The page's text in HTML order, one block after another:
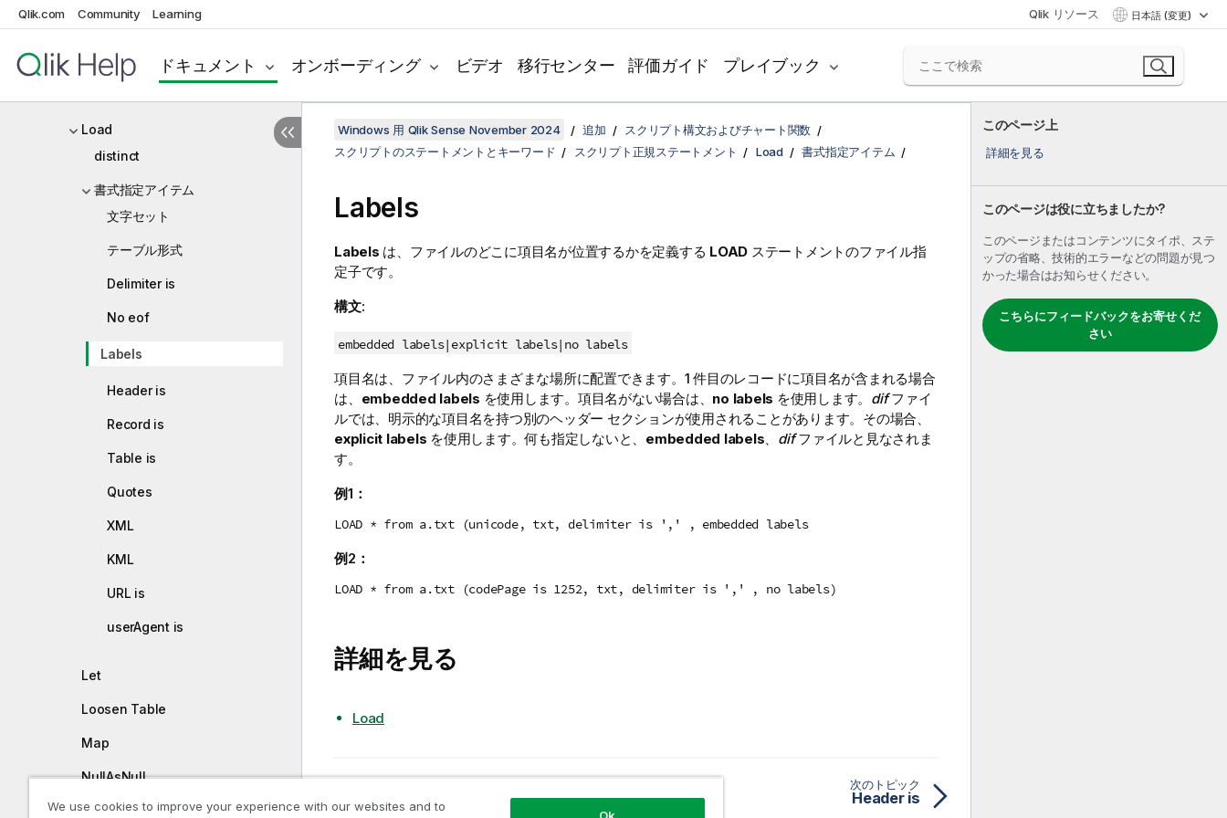
Qlik.com Community Learning Qlik リソース 日本語 (変更)
ドキュメント オンボーディング ビデオ 移行センター 評価ガイド プレイブック
FlushLog
Force
Load
distinct
書式指定アイテム
文字セット
テーブル形式
Delimiter is
No eof
Labels
Header is
Record is
Table is
Quotes
XML
KML
URL is
userAgent is
Let
Loosen Table
Map
NullAsNull
NullAsValue
このページ上
詳細を見る
このページは役に立ちましたか?
このページまたはコンテンツにタイポ、ステ
ップの省略、技術的エラーなどの問題が見つ
かった場合はお知らせください。
こちらにフィードバックをお寄せくだ
さい
Windows 用 Qlik Sense November 2024 追加
スクリプト構文およびチャート関数
スクリプトのステートメントとキーワード
スクリプト正規ステートメント Load 書式指定アイテム
Labels
Labels は、ファイルのどこに項目名が位置するかを定義する LOAD ステートメントのファイル指
定子です。
構文:
embedded labels| explicit labels| no labels
項目名は、ファイル内のさまざまな場所に配置できます。1 件目のレコードに項目名が含まれる場合
は、 embedded labels を使用します。項目名がない場合は、 no labels を使用します。 difファイ
ルでは、明示的な項目名を持つ別のヘッダー セクションが使用されることがあります。その場合、
explicit labels を使用します。何も指定しないと、 embedded labels difファイルと見なされま
す。
例1：
LOAD * from a.txt (unicode, txt, delimiter is ',' , embedded labels
例2：
LOAD * from a.txt (codePage is 1252, txt, delimiter is ',' , no labels)
詳細を見る
Load
No eof
次のトピック
Header is
We use cookies to improve your experience with our websites and to